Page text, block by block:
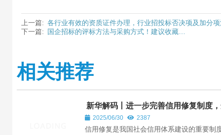
上一篇: 各行业有效的资质证件办理，行业招投标否决项及加分
下一篇:
国企招标的评标方法与采购方式！建议收藏…
相关推荐
新华解码丨进一步完善信用修复制度
份文件作出新部署
2025/06/30 2387
信用修复是我国社会信用体系建设的重要制